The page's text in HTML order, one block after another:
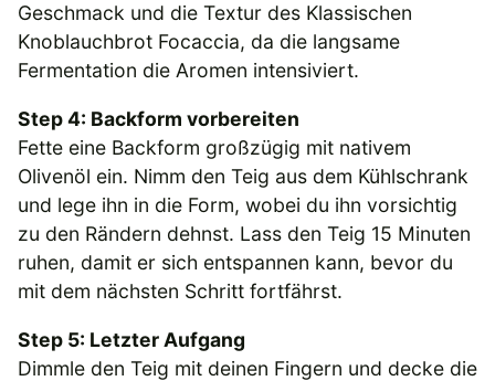
Geschmack und die Textur des Klassischen
Knoblauchbrot Focaccia, da die langsame
Fermentation die Aromen intensiviert.
Step 4: Backform vorbereiten
Fette eine Backform großzügig mit nativem
Olivenöl ein. Nimm den Teig aus dem Kühlschrank
und lege ihn in die Form, wobei du ihn vorsichtig
zu den Rändern dehnst. Lass den Teig 15 Minuten
ruhen, damit er sich entspannen kann, bevor du
mit dem nächsten Schritt fortfährst.
Step 5: Letzter Aufgang
Dimmle den Teig mit deinen Fingern und decke die